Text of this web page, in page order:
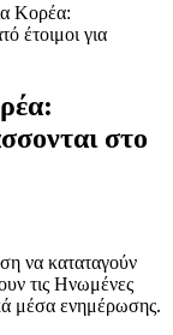
Κορέα:
έτοιμοι για
στο
να καταταγούν
τις Ηνωμένες
μέσα ενημέρωσης.